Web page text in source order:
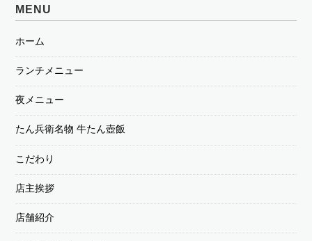
MENU
ホーム
ランチメニュー
夜メニュー
たん兵衛名物 牛たん壺飯
こだわり
店主挨拶
店舗紹介